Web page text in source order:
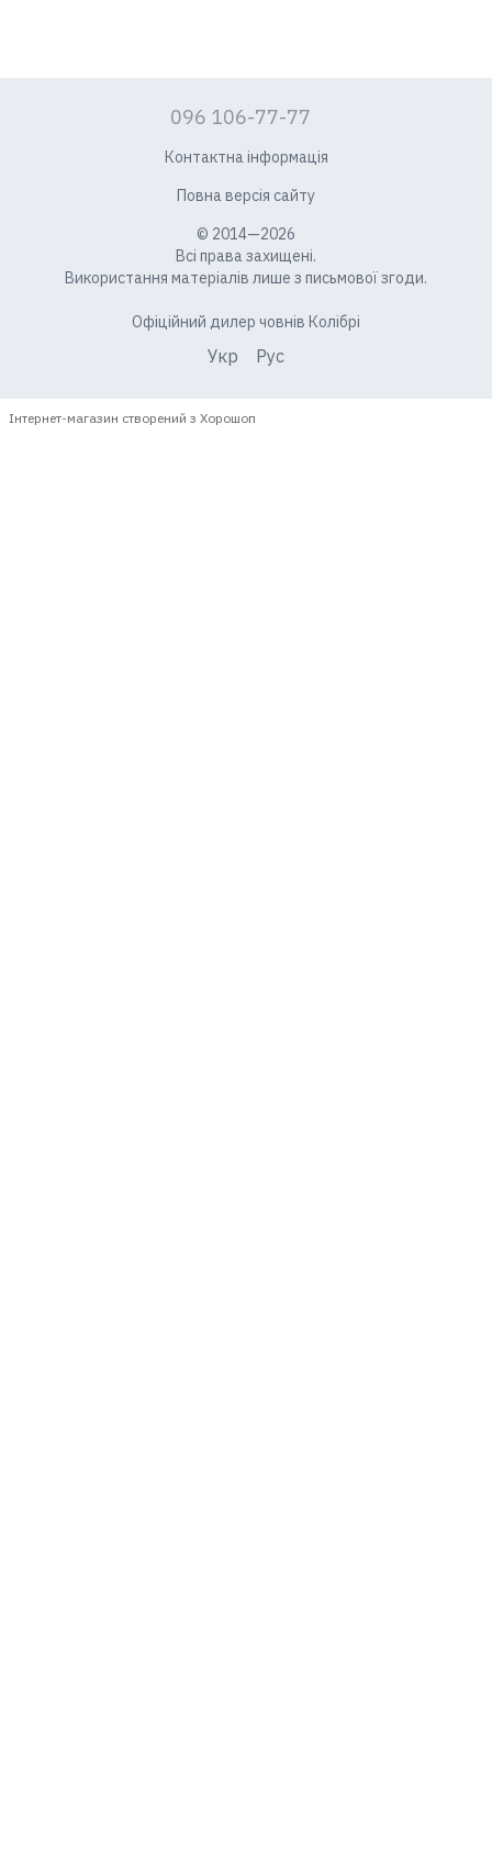
096 106-77-77
Контактна інформація
Повна версія сайту
© 2014—2026
Всі права захищені.
Використання матеріалів лише з письмової згоди.
Офіційний дилер човнів Колібрі
Укр Рус
Інтернет-магазин створений з Хорошоп